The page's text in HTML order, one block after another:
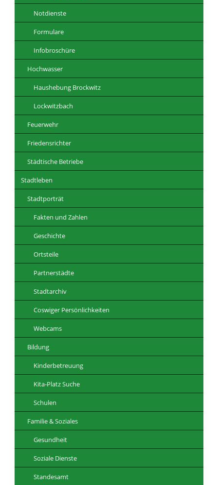
Notdienste
Formulare
Infobroschüre
Hochwasser
Haushebung Brockwitz
Lockwitzbach
Feuerwehr
Friedensrichter
Städtische Betriebe
Stadtleben
Stadtporträt
Fakten und Zahlen
Geschichte
Ortsteile
Partnerstädte
Stadtarchiv
Coswiger Persönlichkeiten
Webcams
Bildung
Kinderbetreuung
Kita-Platz Suche
Schulen
Familie & Soziales
Gesundheit
Soziale Dienste
Standesamt